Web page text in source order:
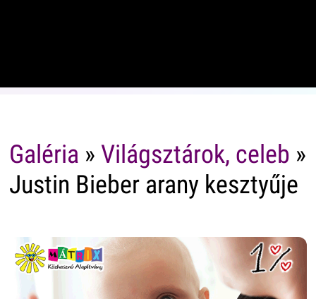
Galéria » Világsztárok, celeb »
Justin Bieber arany kesztyűje